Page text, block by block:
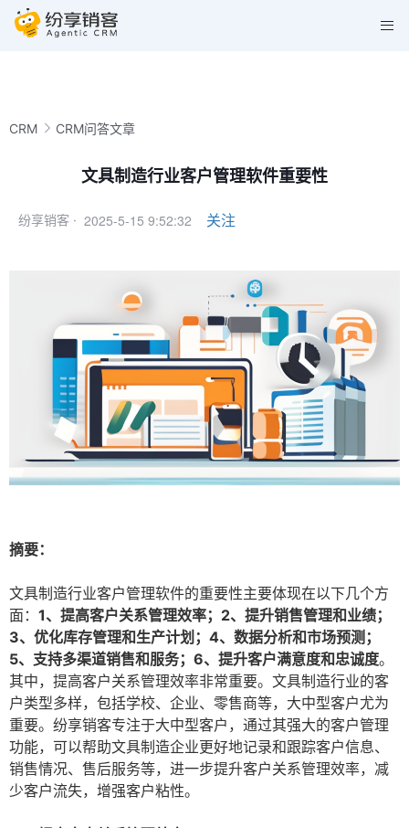
CRM CRM问答文章
文具制造行业客户管理软件重要性
纷享销客 · 2025-5-15 9:52:32 关注
摘要：
文具制造行业客户管理软件的重要性主要体现在以下几个方
面： 1、提高客户关系管理效率；2、提升销售管理和业绩；
3、优化库存管理和生产计划；4、数据分析和市场预测；
5、支持多渠道销售和服务；6、提升客户满意度和忠诚度。
其中，提高客户关系管理效率非常重要。文具制造行业的客
户类型多样，包括学校、企业、零售商等，大中型客户尤为
重要。纷享销客专注于大中型客户，通过其强大的客户管理
功能，可以帮助文具制造企业更好地记录和跟踪客户信息、
销售情况、售后服务等，进一步提升客户关系管理效率，减
少客户流失，增强客户粘性。